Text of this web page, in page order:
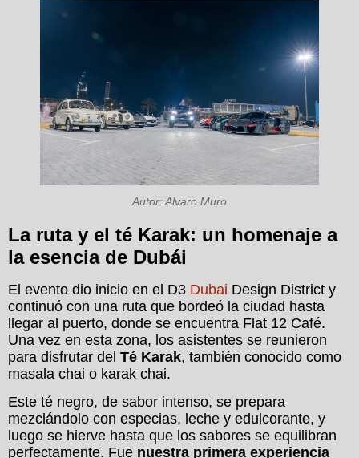
Autor: Alvaro Muro
La ruta y el té Karak: un homenaje a
la esencia de Dubái
El evento dio inicio en el D3 Dubai Design District y
continuó con una ruta que bordeó la ciudad hasta
llegar al puerto, donde se encuentra Flat 12 Café.
Una vez en esta zona, los asistentes se reunieron
para disfrutar del Té Karak, también conocido como
masala chai o karak chai.
Este té negro, de sabor intenso, se prepara
mezclándolo con especias, leche y edulcorante, y
luego se hierve hasta que los sabores se equilibran
perfectamente. Fue nuestra primera experiencia